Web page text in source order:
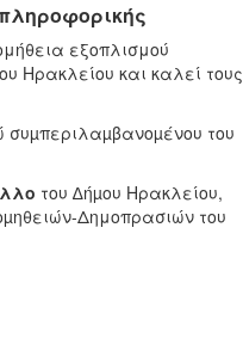
εξοπλισμού
Ηρακλείου και καλεί τους
του
του ∆ήµου Ηρακλείου,
Δημοπρασιών του